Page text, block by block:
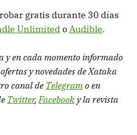
gratis durante 30 días
UnlimitedoAudible.
y en cada momento informado
y novedades de Xataka
canal de Telegramo en
Twitter,Facebook y la revista